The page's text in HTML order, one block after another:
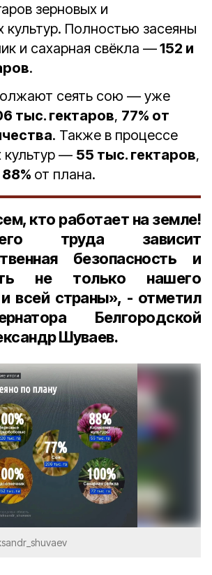
зерновых и
культур. Полностью засеяны
и сахарная свёкла —152 и
.
сеять сою — уже
тыс. гектаров, 77% от
. Также в процессе
культур — 55 тыс. гектаров,
88% от плана.
кто работает на земле!
труда зависит
безопасность и
не только нашего
всей страны», - отметил
Белгородской
Шуваев.